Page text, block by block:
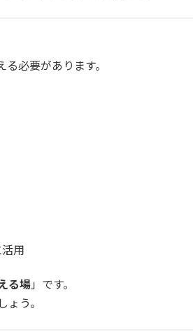
必要があります。
用
る場 」です。
う。